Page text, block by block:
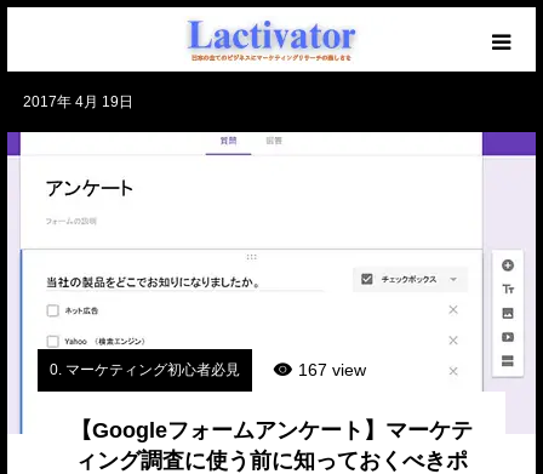
2017年 4月 19日
0. マーケティング初心者必見 167 view
【Googleフォームアンケート】マーケテ
ィング調査に使う前に知っておくべきポ
【必読】初めての方へ
セミナー開催中！
仕事のご相談・ご依頼